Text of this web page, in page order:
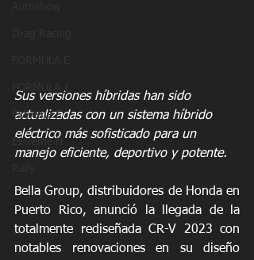
FORMULA 1
Extreme E
Extreme H
Sus versiones híbridas han sido
actualizadas con un sistema híbrido
eléctrico más sofisticado para un
manejo eficiente, deportivo y potente.
Bella Group, distribuidores de Honda en
Puerto Rico, anunció la llegada de la
totalmente rediseñada CR-V 2023 con
notables renovaciones en su diseño